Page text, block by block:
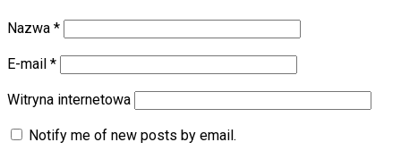
Nazwa *
E-mail *
Witryna internetowa
Notify me of new posts by email.